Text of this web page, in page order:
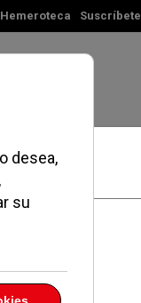
Hemeroteca Suscríbete